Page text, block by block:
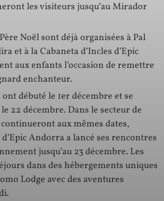
les visiteurs jusqu’au Mirador
Noël sont déjà organisées à Pal
et à la Cabaneta d’Incles d’Epic
aux enfants l’occasion de remettre
enchanteur.
débuté le 1er décembre et se
22 décembre. Dans le secteur de
aux mêmes dates,
Andorra a lancé ses rencontres
jusqu’au 23 décembre. Les
dans des hébergements uniques
Lodge avec des aventures